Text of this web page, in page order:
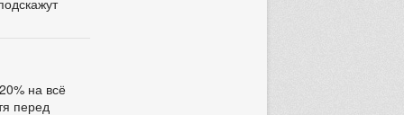
на всё
перед